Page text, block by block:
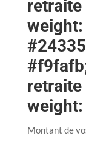
Montant de